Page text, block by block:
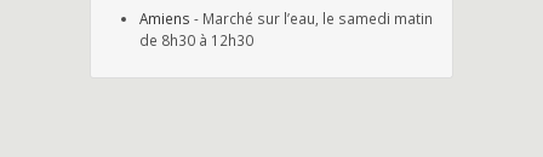
Amiens - Marché sur l’eau, le samedi matin
de 8h30 à 12h30